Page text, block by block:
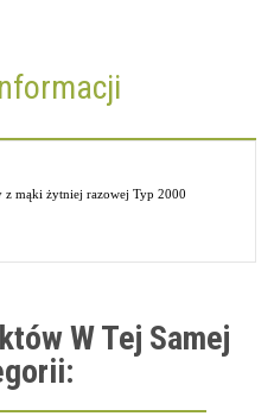
mąki żytniej razowej Typ 2000
W Tej Samej